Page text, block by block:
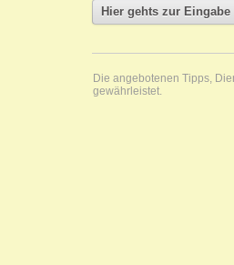
Die angebotenen Tipps,
gewährleistet.